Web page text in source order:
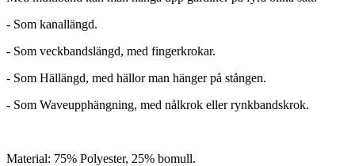
- Som kanallängd.
- Som veckbandslängd, med fingerkrokar.
- Som Hällängd, med hällor man hänger på stången.
- Som Waveupphängning, med nålkrok eller rynkbandskrok.
Material: 75% Polyester, 25% bomull.